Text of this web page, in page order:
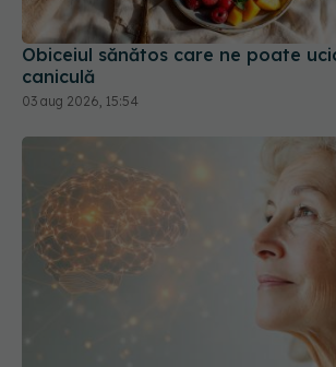
Obiceiul sănătos care ne poate
caniculă
03 aug 2026, 15:54